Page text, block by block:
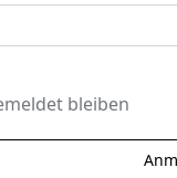
bleiben